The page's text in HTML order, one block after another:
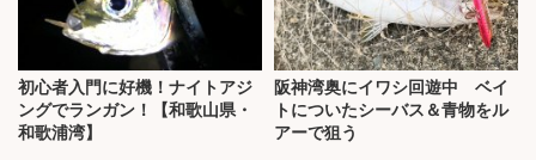
初心者入門に好機！ナイトアジ
ングでランガン！【和歌山県・
和歌浦湾】
阪神湾奥にイワシ回遊中 ベイ
トについたシーバス＆青物をル
アーで狙う